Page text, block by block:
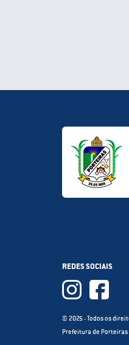
REDES SOCIAIS
© 2025 - Todos os
Prefeitura de Porteiras